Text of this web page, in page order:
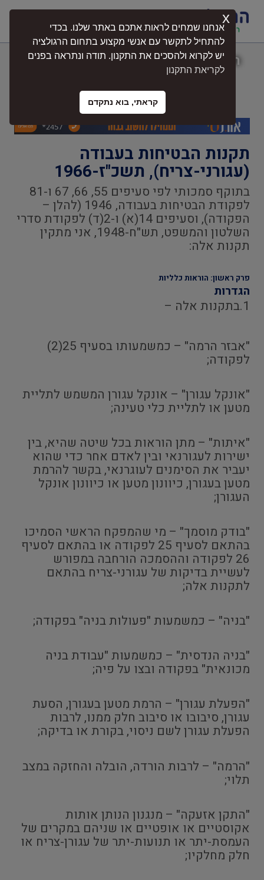
תקנות הבטיחות בעבודה (עגורני-צריח),
תשכ"ז-1966
תקנות הבטיחות בעבודה
(עגורני-צריח), תשכ"ז-1966
בתוקף סמכותי לפי סעיפים 55, 66, 67 ו-81
לפקודת הבטיחות בעבודה, 1946 (להלן –
הפקודה), וסעיפים 14(א) ו-2(ד) לפקודת סדרי
השלטון והמשפט, תש"ח-1948, אני מתקין
תקנות אלה:
פרק ראשון: הוראות כלליות
הגדרות
1.בתקנות אלה –
"אבזר הרמה" – כמשמעותו בסעיף 25(2)
לפקודה;
"אונקל עגורן" – אונקל עגורן המשמש לתליית
מטען או לתליית כלי טעינה;
"איתות" – מתן הוראות בכל שיטה שהיא, בין
ישירות לעגורנאי ובין לאדם אחר כדי שהוא
יעביר את הסימנים לעוגרנאי, בקשר להרמת
מטען בעגורן, כיוונון מטען או כיוונון אונקל
העגורן;
"בודק מוסמך" – מי שהמפקח הראשי הסמיכו
בהתאם לסעיף 25 לפקודה או בהתאם לסעיף
26 לפקודה וההסמכה הורחבה במפורש
לעשיית בדיקות של עגורני-צריח בהתאם
לתקנות אלה;
"בניה" – כמשמעות "פעולות בניה" בפקודה;
"בניה הנדסית" – כמשמעות "עבודת בניה
מכונאית" בפקודה ובצו על פיה;
"הפעלת עגורן" – הרמת מטען בעגורן, הסעת
עגורן, סיבובו או סיבוב חלק ממנו, לרבות
הפעלת עגורן לשם ניסוי, בקורת או בדיקה;
"הרמה" – לרבות הורדה, הובלה והחזקה במצב
תלוי;
"התקן אזעקה" – מנגנון הנותן אותות
אקוסטיים או אופטיים או שניהם במקרים של
העמסת-יתר או תנועות-יתר של עגורן-צריח או
חלק מחלקיו;
אנחנו שמחים לראות אתכם באתר שלנו. בכדי
להתחיל לתקשר עם אנשי מקצוע בתחום הרגולציה
יש לקרוא ולהסכים את התקנון. תודה ונתראה בפנים
לקריאת התקנון
קראתי, בוא נתקדם
x